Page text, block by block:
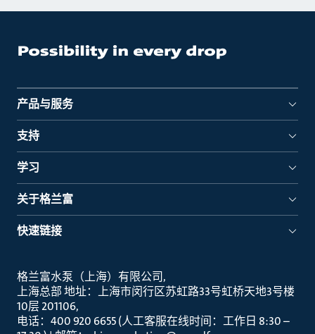
产品与服务
支持
学习
关于格兰富
快速链接
格兰富水泵（上海）有限公司
上海总部 地址：上海市闵行区苏虹路33号虹桥天地3号楼
10层 201106
电话：400 920 6655 (人工客服在线时间：工作日 8:30 –